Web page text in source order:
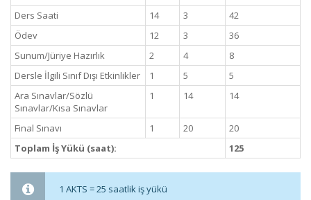
Ders Saati
14 3
42
Ödev
12 3
36
Sunum/Jüriye Hazırlık
2 4
8
Dersle İlgili Sınıf Dışı Etkinlikler
1 5
5
Ara Sınavlar/Sözlü
Sınavlar/Kısa Sınavlar
1 14 14
Final Sınavı 1 20
20
Toplam İş Yükü (saat):
125
1 AKTS = 25 saatlik iş yükü